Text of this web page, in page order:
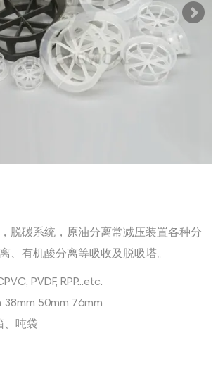
脱碳系统，原油分离常减压装置各种分
、有机酸分离等吸收及脱吸塔。
PVDF, RPP...etc.
38mm 50mm 76mm
、吨袋